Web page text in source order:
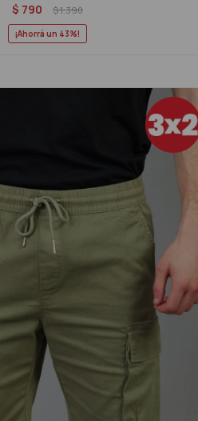
$ 790 $1.390
43